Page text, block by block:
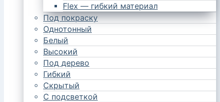
Flex — гибкий материал
Под покраску
Однотонный
Белый
Высокий
Под дерево
Гибкий
Скрытый
С подсветкой